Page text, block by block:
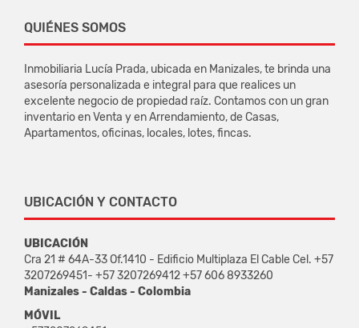
QUIÉNES SOMOS
Inmobiliaria Lucía Prada, ubicada en Manizales, te brinda una
asesoría personalizada e integral para que realices un
excelente negocio de propiedad raíz. Contamos con un gran
inventario en Venta y en Arrendamiento, de Casas,
Apartamentos, oficinas, locales, lotes, fincas.
UBICACIÓN Y CONTACTO
UBICACIÓN
Cra 21 # 64A-33 Of.1410 - Edificio Multiplaza El Cable Cel. +57
3207269451- +57 3207269412 +57 606 8933260
Manizales - Caldas - Colombia
MÓVIL